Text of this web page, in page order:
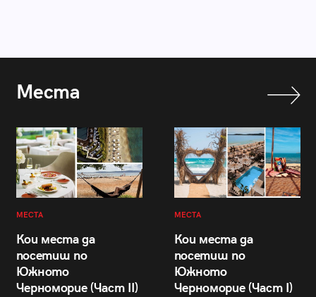
Места
МЕСТА
Кои места да
посетиш по
Южното
Черноморие (Част II)
МЕСТА
Кои места да
посетиш по
Южното
Черноморие (Част I)